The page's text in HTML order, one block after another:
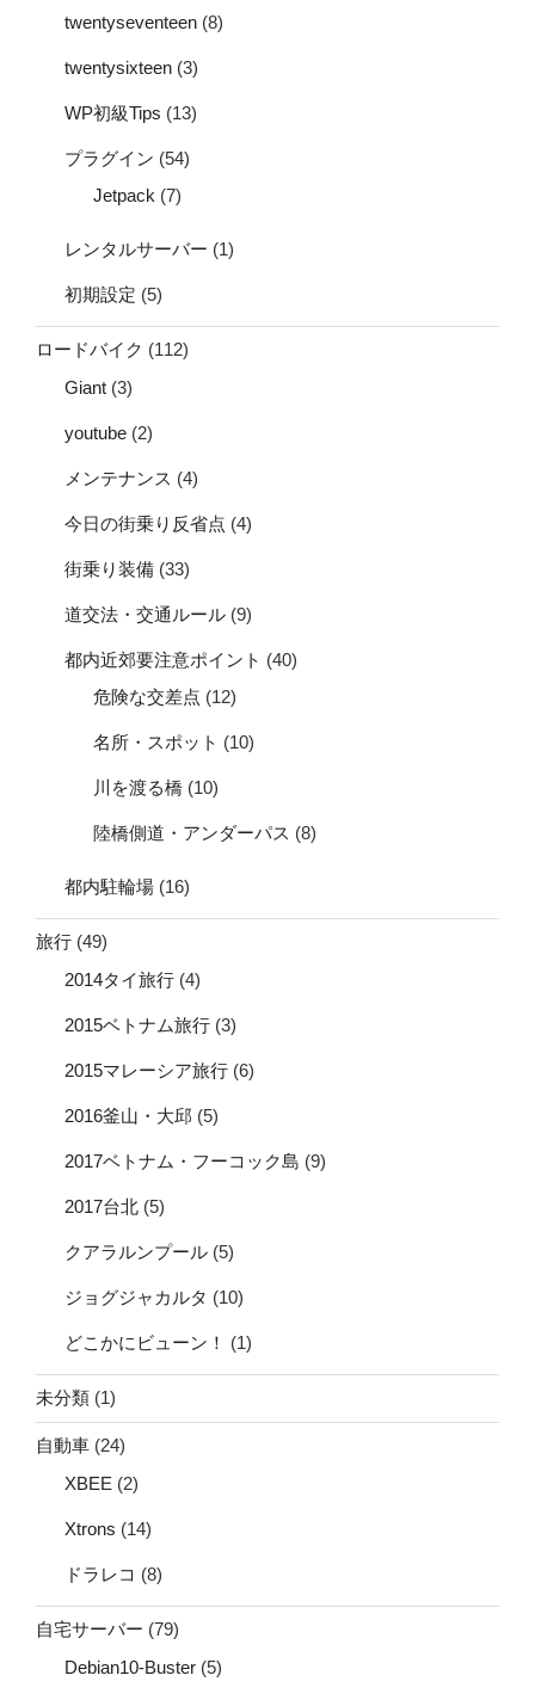
twentyseventeen (8)
twentysixteen (3)
WP初級Tips (13)
プラグイン (54)
Jetpack (7)
レンタルサーバー (1)
初期設定 (5)
ロードバイク (112)
Giant (3)
youtube (2)
メンテナンス (4)
今日の街乗り反省点 (4)
街乗り装備 (33)
道交法・交通ルール (9)
都内近郊要注意ポイント (40)
危険な交差点 (12)
名所・スポット (10)
川を渡る橋 (10)
陸橋側道・アンダーパス (8)
都内駐輪場 (16)
旅行 (49)
2014タイ旅行 (4)
2015ベトナム旅行 (3)
2015マレーシア旅行 (6)
2016釜山・大邱 (5)
2017ベトナム・フーコック島 (9)
2017台北 (5)
クアラルンプール (5)
ジョグジャカルタ (10)
どこかにビューン！ (1)
未分類 (1)
自動車 (24)
XBEE (2)
Xtrons (14)
ドラレコ (8)
自宅サーバー (79)
Debian10-Buster (5)